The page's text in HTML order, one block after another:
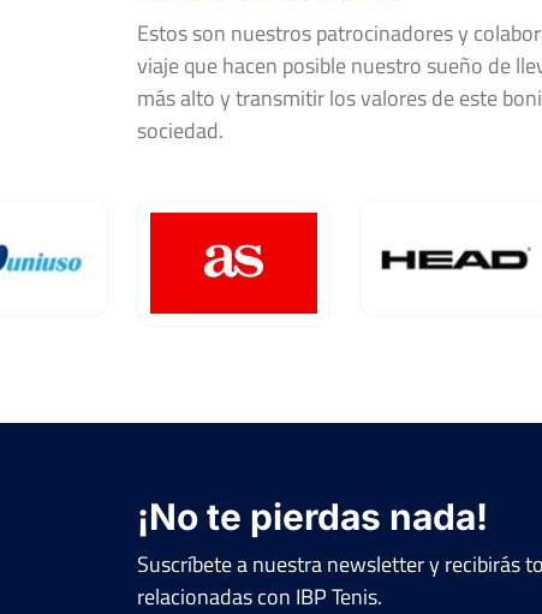
Estos son nuestros patrocinadores y
viaje que hacen posible nuestro sueño de
más alto y transmitir los valores de este
sociedad.
¡No te pierdas nada!
Suscríbete a nuestra newsletter y recibirás
relacionadas con IBP Tenis.